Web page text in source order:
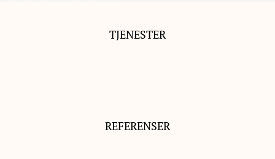
TJENESTER
REFERENSER